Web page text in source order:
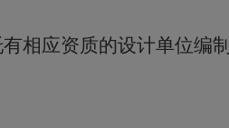
相应资质的设计单位编